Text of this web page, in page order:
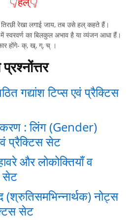
रेखा लगाई जाय, तब उसे हल् कहते हैं।
स्वरवर्ण का बिलकुल अभाव है या व्यंजन आधा हैं।
होंगे- क्, ख्, ग्, च् ।
गद्यांश टिप्स एवं प्रैक्टिस
: लिंग (Gender)
प्रैक्टिस सेट
और लोकोक्तियाँ व
सेट
(श्रुतिसमभिन्नार्थक) नोट्स
सेट